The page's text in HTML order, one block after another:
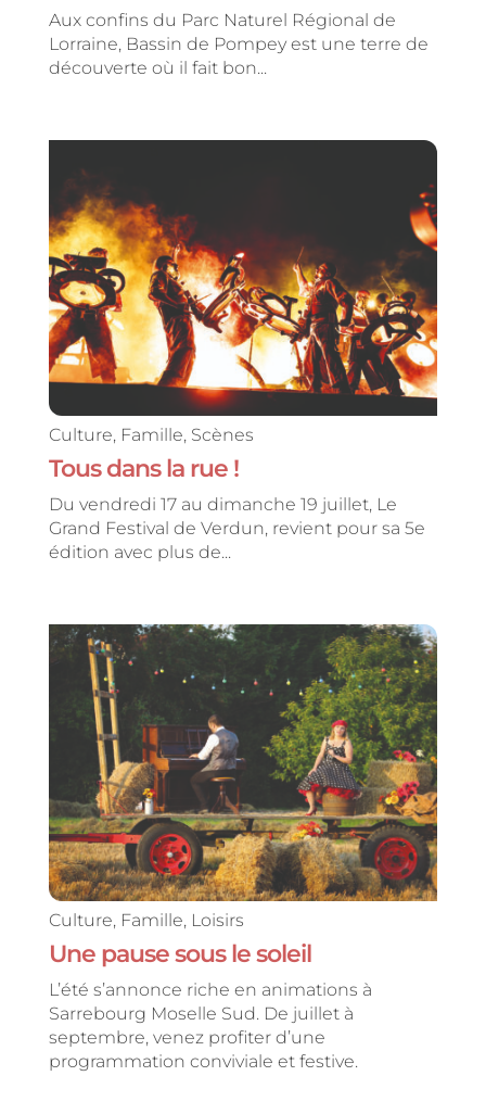
Aux confins du Parc Naturel Régional de
Lorraine, Bassin de Pompey est une terre de
découverte où il fait bon...
Culture, Famille, Scènes
Tous dans la rue !
Du vendredi 17 au dimanche 19 juillet, Le
Grand Festival de Verdun, revient pour sa 5e
édition avec plus de...
Culture, Famille, Loisirs
Une pause sous le soleil
L’été s’annonce riche en animations à
Sarrebourg Moselle Sud. De juillet à
septembre, venez profiter d’une
programmation conviviale et festive.